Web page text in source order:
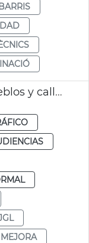
JGL aprueba pavimento pueblos y calles València
MEJORA